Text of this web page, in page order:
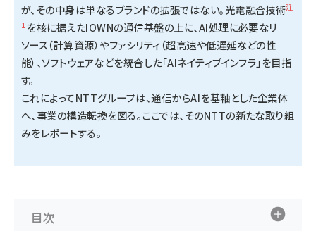
が、その中身は単なるブランドの拡張ではない。光電融合技術注
1 を核に据えたIOWNの通信基盤の上に、AI処理に必要なリ
ソース（計算資源）やファシリティ（超高速や低遅延などの性
能）、ソフトウェアなどを統合した「AIネイティブインフラ」を目指
す。
これによってNTTグループは、通信からAIを基軸とした企業体
へ、事業の構造転換を図る。ここでは、そのNTTの新たな取り組
みをレポートする。
目次